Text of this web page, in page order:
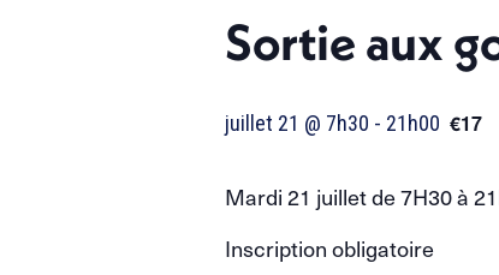
Sortie aux
juillet 21 @ 7h30 - 21h00 €17
Mardi 21 juillet de 7H30 à
Inscription obligatoire